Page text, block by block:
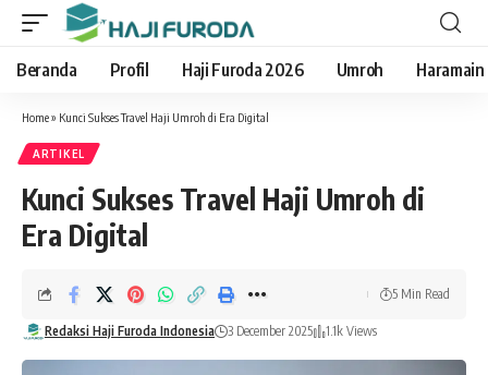
Beranda Profil Haji Furoda 2026 Umroh
Home» Kunci Sukses Travel Haji Umroh di Era Digital
ARTIKEL
Kunci Sukses Travel Haji Umroh di
Era Digital
Redaksi Haji Furoda Indonesia 3 December 2025 1.1k Views
5 Min Read